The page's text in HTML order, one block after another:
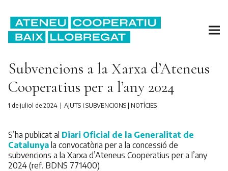
Subvencions a la Xarxa d’Ateneus
Cooperatius per a l’any 2024
1 de juliol de 2024 AJUTS I SUBVENCIONS NOTÍCIES
S’ha publicat al Diari Oficial de la Generalitat de
Catalunyala convocatòria per a la concessió de
subvencions a la Xarxa d’Ateneus Cooperatius per a l’any
2024 (ref. BDNS 771400).